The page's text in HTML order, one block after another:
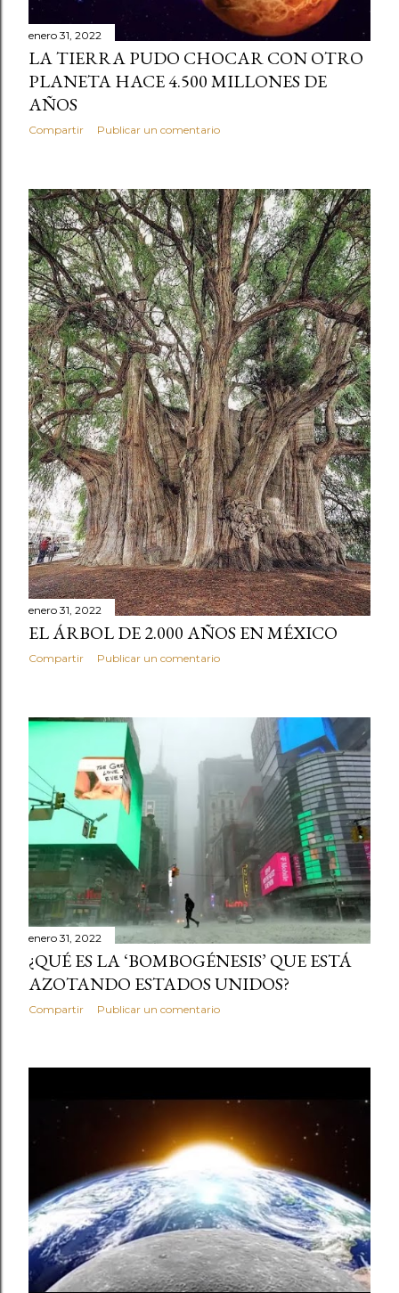
enero 31, 2022
LA TIERRA PUDO CHOCAR CON OTRO
PLANETA HACE 4.500 MILLONES DE
AÑOS
Compartir Publicar un comentario
enero 31, 2022
EL ÁRBOL DE 2.000 AÑOS EN MÉXICO
Compartir Publicar un comentario
enero 31, 2022
¿QUÉ ES LA ‘BOMBOGÉNESIS’ QUE ESTÁ
AZOTANDO ESTADOS UNIDOS?
Compartir Publicar un comentario